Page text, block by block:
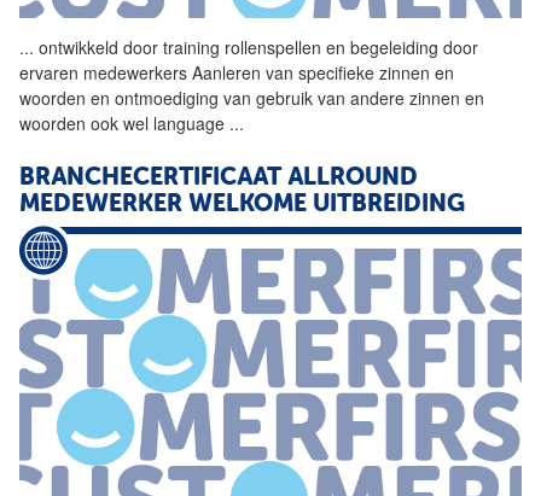
... ontwikkeld door training rollenspellen en begeleiding door
ervaren medewerkers Aanleren van specifieke zinnen en
woorden en ontmoediging van gebruik van andere zinnen en
woorden ook wel language ...
BRANCHECERTIFICAAT ALLROUND
MEDEWERKER WELKOME UITBREIDING